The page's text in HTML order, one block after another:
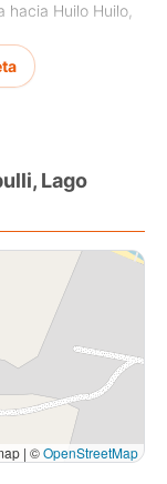
Huilo Huilo,
ID: EB-
Lago
| ©OpenStreetMap